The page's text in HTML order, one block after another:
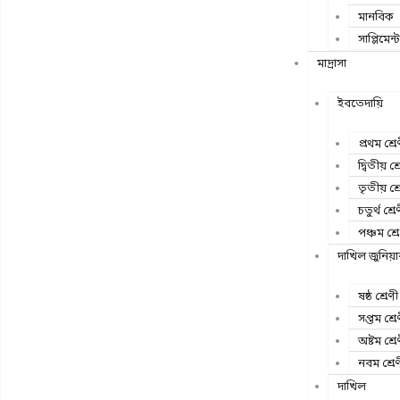
মানবিক
সাপ্লিমেন্ট
মাদ্রাসা
ইবতেদায়ি
প্রথম
দ্বিতীয়
তৃতীয়
চতুর্থ
পঞ্চম
দাখিল
ষষ্ঠ শ্রেণী
সপ্তম
অষ্টম
নবম
দাখিল